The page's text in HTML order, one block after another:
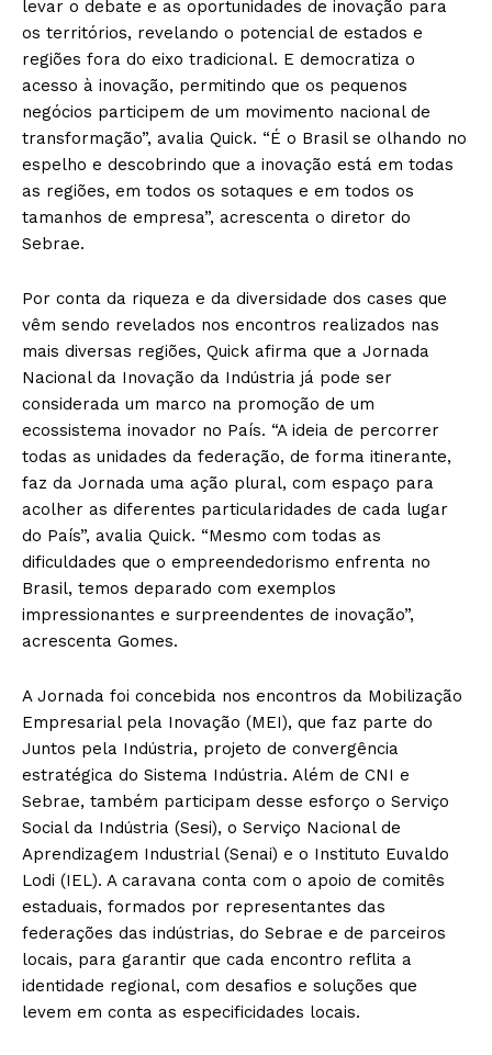
levar o debate e as oportunidades de inovação para
os territórios, revelando o potencial de estados e
regiões fora do eixo tradicional. E democratiza o
acesso à inovação, permitindo que os pequenos
negócios participem de um movimento nacional de
transformação”, avalia Quick. “É o Brasil se olhando no
espelho e descobrindo que a inovação está em todas
as regiões, em todos os sotaques e em todos os
tamanhos de empresa”, acrescenta o diretor do
Sebrae.
Por conta da riqueza e da diversidade dos cases que
vêm sendo revelados nos encontros realizados nas
mais diversas regiões, Quick afirma que a Jornada
Nacional da Inovação da Indústria já pode ser
considerada um marco na promoção de um
ecossistema inovador no País. “A ideia de percorrer
todas as unidades da federação, de forma itinerante,
faz da Jornada uma ação plural, com espaço para
acolher as diferentes particularidades de cada lugar
do País”, avalia Quick. “Mesmo com todas as
dificuldades que o empreendedorismo enfrenta no
Brasil, temos deparado com exemplos
impressionantes e surpreendentes de inovação”,
acrescenta Gomes.
A Jornada foi concebida nos encontros da Mobilização
Empresarial pela Inovação (MEI), que faz parte do
Juntos pela Indústria, projeto de convergência
estratégica do Sistema Indústria. Além de CNI e
Sebrae, também participam desse esforço o Serviço
Social da Indústria (Sesi), o Serviço Nacional de
Aprendizagem Industrial (Senai) e o Instituto Euvaldo
Lodi (IEL). A caravana conta com o apoio de comitês
estaduais, formados por representantes das
federações das indústrias, do Sebrae e de parceiros
locais, para garantir que cada encontro reflita a
identidade regional, com desafios e soluções que
levem em conta as especificidades locais.